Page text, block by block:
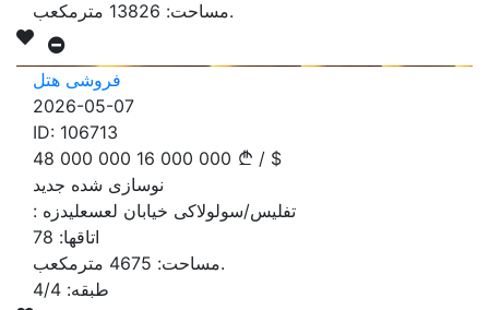
مساحت: 13826 مترمکعب.
فروشی هتل
2026-05-07
ID: 106713
48 000 000 16 000 000 / $
: تفلیس/سولولاکی خیابان لعسعلیدزه
اتاقها: 78
مساحت: 4675
مترمکعب.
طبقه: 4/4